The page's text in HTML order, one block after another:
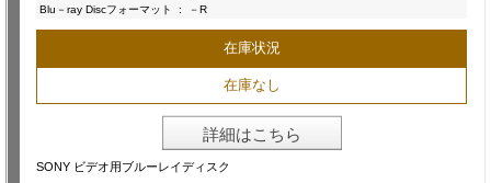
Blu－ray Discフォーマット
: －R
在庫状況
在庫なし
詳細はこちら
SONY ビデオ用ブルーレイディスク